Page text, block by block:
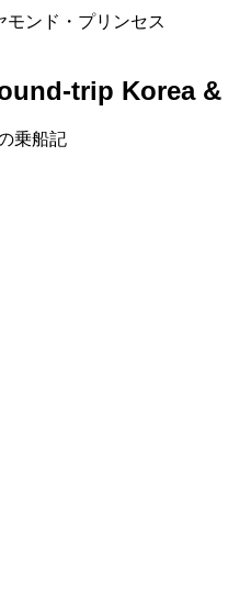
モンド・プリンセス
trip Korea &
乗船記